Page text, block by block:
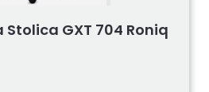
GXT 704 Roniq